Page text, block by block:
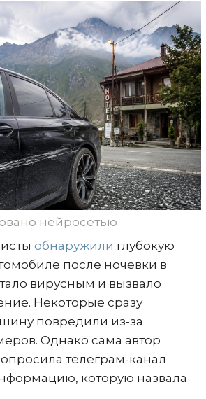
нейросетью
обнаружили глубокую
после ночевки в
вирусным и вызвало
Некоторые сразу
повредили из-за
Однако сама автор
телеграм-канал
которую назвала